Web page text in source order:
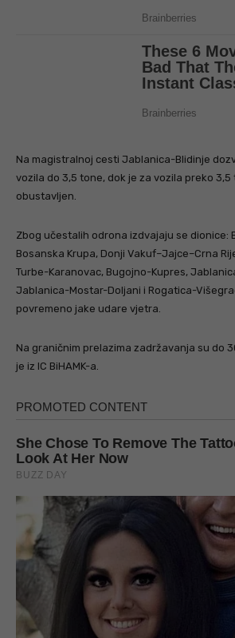
Na magistralnoj cesti Jablanica-Blidinje
vozila do 3,5 tone, dok je za vozila preko
obustavljen.
Zbog učestalih odrona izdvajaju se dionice:
Bosanska Krupa, Donji Vakuf–Jajce–Crna
Turbe-Karanovac, Bugojno-Kupres,
Jablanica-Mostar-Doljani i Rogatica-
povremeno jake udare vjetra.
Na graničnim prelazima zadržavanja su do
je iz IC BiHAMK-a.